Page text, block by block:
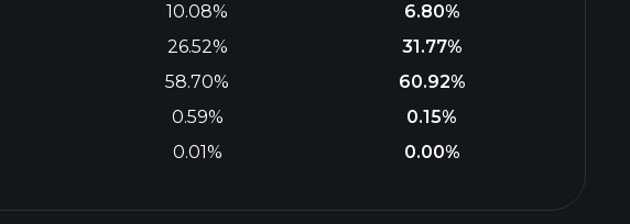
10.08%
6.80%
26.52%
31.77%
58.70%
60.92%
0.59%
0.15%
0.01% 0.00%